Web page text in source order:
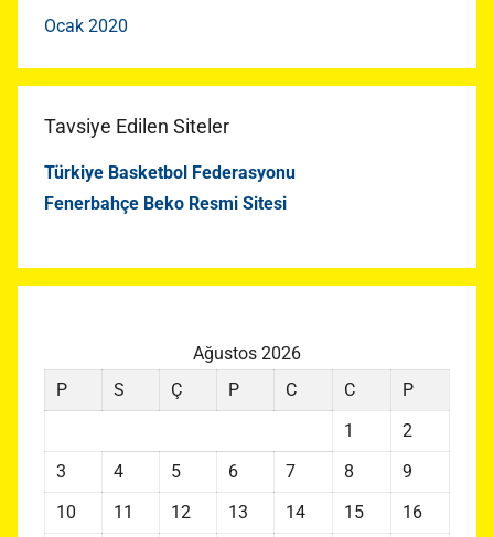
Ocak 2020
Tavsiye Edilen Siteler
Türkiye Basketbol Federasyonu
Fenerbahçe Beko Resmi Sitesi
Ağustos 2026
P
S Ç P C C
P
1
2
3
4 5 6 7 8
9
10
11 12 13 14 15
16